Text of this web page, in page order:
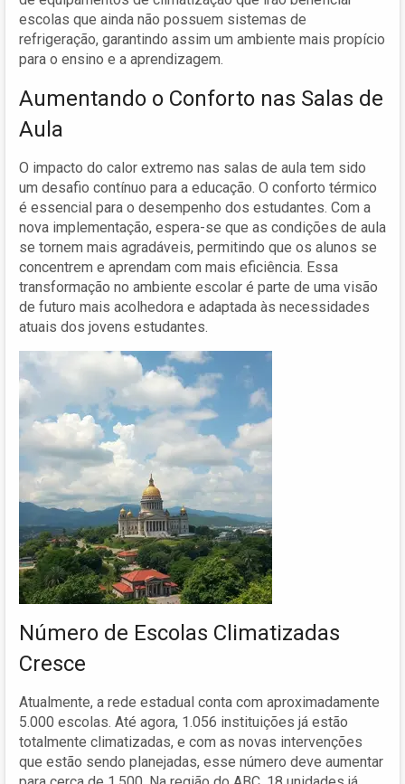
escolas que ainda não possuem sistemas de
refrigeração, garantindo assim um ambiente mais propício
para o ensino e a aprendizagem.
Aumentando o Conforto nas Salas de
Aula
O impacto do calor extremo nas salas de aula tem sido
um desafio contínuo para a educação. O conforto térmico
é essencial para o desempenho dos estudantes. Com a
nova implementação, espera-se que as condições de aula
se tornem mais agradáveis, permitindo que os alunos se
concentrem e aprendam com mais eficiência. Essa
transformação no ambiente escolar é parte de uma visão
de futuro mais acolhedora e adaptada às necessidades
atuais dos jovens estudantes.
Número de Escolas Climatizadas
Cresce
Atualmente, a rede estadual conta com aproximadamente
5.000 escolas. Até agora, 1.056 instituições já estão
totalmente climatizadas, e com as novas intervenções
que estão sendo planejadas, esse número deve aumentar